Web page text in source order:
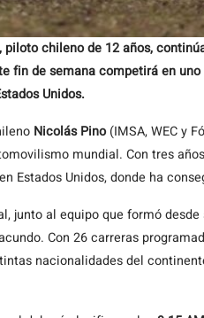
piloto chileno de 12 años,
fin de semana competirá en
Unidos.
Nicolás Pino(IMSA, WEC y
mundial. Con tres
Estados Unidos, donde ha
junto al equipo que formó
Con 26 carreras
nacionalidades del